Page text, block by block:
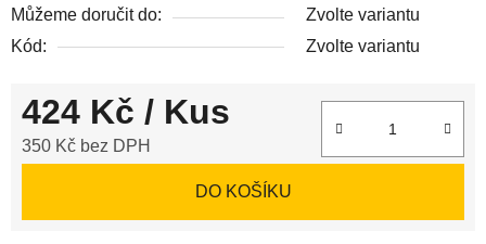
Můžeme doručit do:
Zvolte variantu
Kód:
Zvolte variantu
424 Kč / Kus
350 Kč bez DPH
DO KOŠÍKU